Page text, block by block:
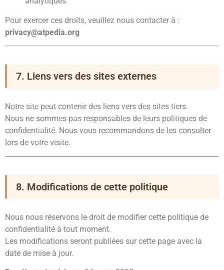
Pour exercer ces droits, veuillez nous contacter à :
privacy@atpedia.org
7. Liens vers des sites externes
Notre site peut contenir des liens vers des sites tiers.
Nous ne sommes pas responsables de leurs politiques de
confidentialité. Nous vous recommandons de les consulter
lors de votre visite.
8. Modifications de cette politique
Nous nous réservons le droit de modifier cette politique de
confidentialité à tout moment.
Les modifications seront publiées sur cette page avec la
date de mise à jour.